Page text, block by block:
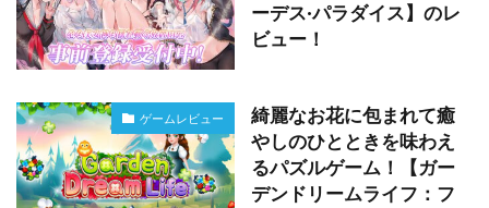
ーデス·パラダイス】のレ
ビュー！
ゲームレビュー
綺麗なお花に包まれて癒
やしのひとときを味わえ
るパズルゲーム！【ガー
デンドリームライフ：フ